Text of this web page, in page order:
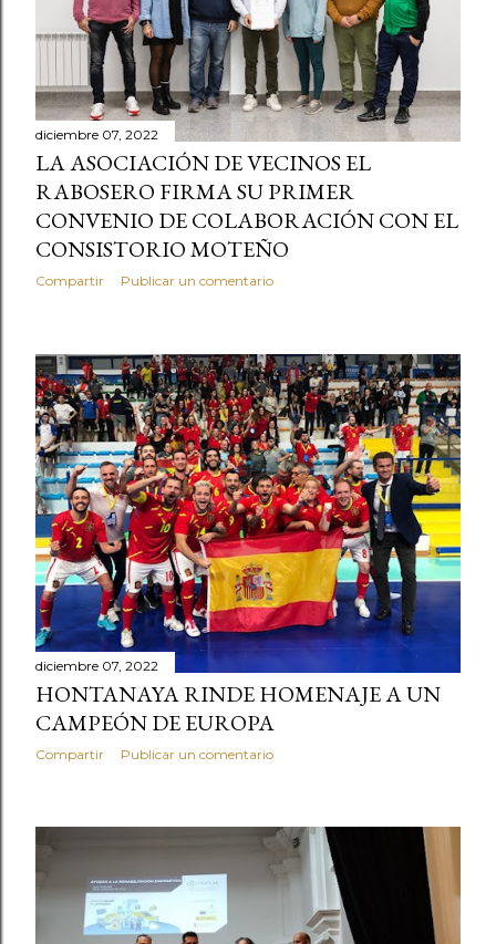
diciembre 07, 2022
LA ASOCIACIÓN DE VECINOS EL
RABOSERO FIRMA SU PRIMER
CONVENIO DE COLABORACIÓN CON EL
CONSISTORIO MOTEÑO
Compartir Publicar un comentario
diciembre 07, 2022
HONTANAYA RINDE HOMENAJE A UN
CAMPEÓN DE EUROPA
Compartir Publicar un comentario